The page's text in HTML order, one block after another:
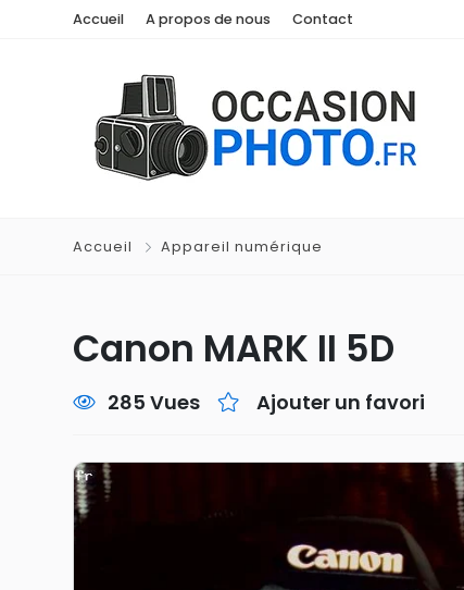
Accueil A propos de nous Contact
Accueil Appareil numérique
Canon MARK II 5D
285 Vues Ajouter un favori